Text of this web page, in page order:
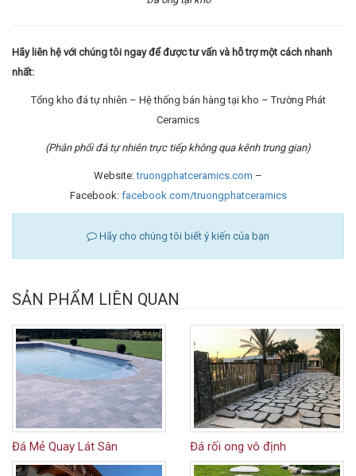
Hãy liên hệ với chúng tôi ngay để được tư vấn và hỗ trợ một cách nhanh
nhất:
Tổng kho đá tự nhiên – Hệ thống bán hàng tại kho – Trường Phát
Ceramics
(Phân phối đá tự nhiên trực tiếp không qua kênh trung gian)
Website:truongphatceramics.com –
Facebook: facebook.com/truongphatceramics
Hãy cho chúng tôi biết ý kiến của bạn
SẢN PHẨM LIÊN QUAN
Đá Mẻ Quay Lát Sân Đá rối ong vô định